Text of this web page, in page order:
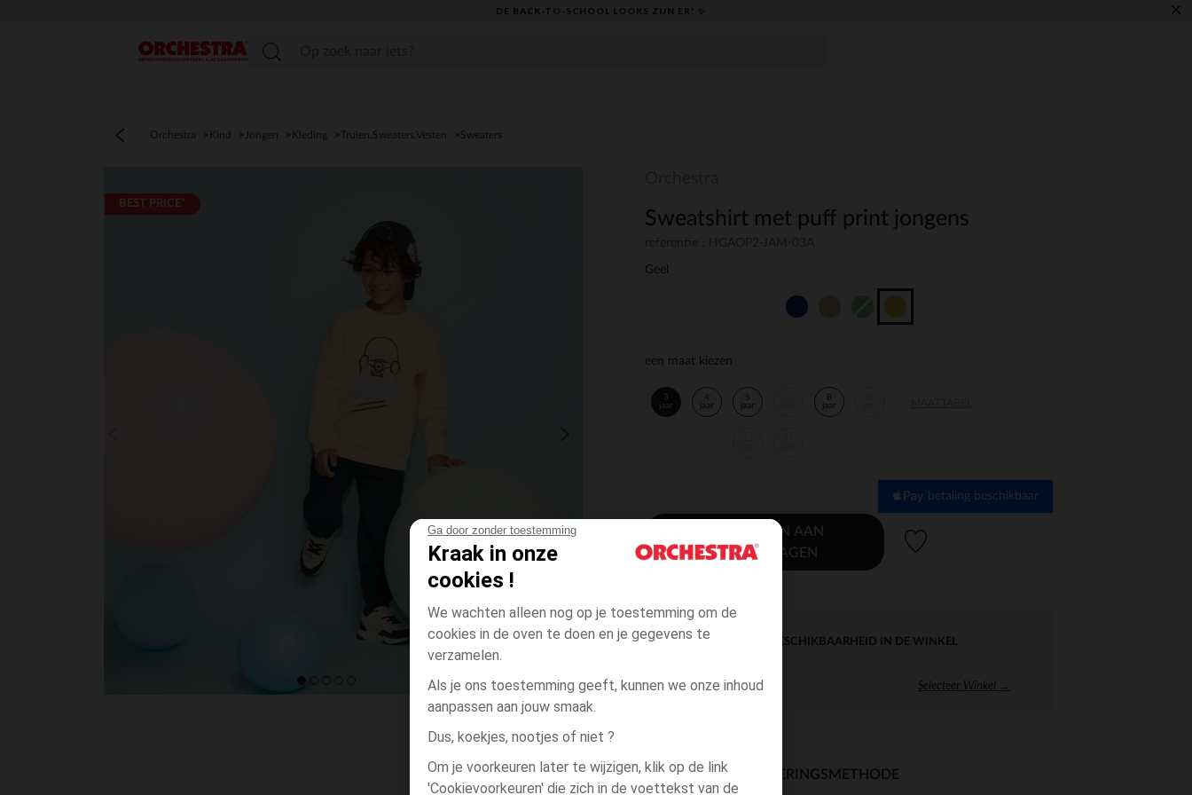
Ga door zonder toestemming
Kraak in onze
cookies !
We wachten alleen nog op je toestemming om de
cookies in de oven te doen en je gegevens te
verzamelen.
Als je ons toestemming geeft, kunnen we onze inhoud
aanpassen aan jouw smaak.
Dus, koekjes, nootjes of niet ?
Om je voorkeuren later te wijzigen, klik op de link
'Cookievoorkeuren' die zich in de voettekst van de
DE BACK-TO-SCHOOL LOOKS ZIJN ER! ✨ ×
menu
Orchestra Kind Jongen Kleding Truien,Sweaters,Vesten Sweaters
BEST PRICE*
Sweatshirt met puff print jongens
Geel
een maat kiezen
3
jaar
4
jaar
5
jaar
8
jaar
betaling beschikbaar
TOEVOEGEN AAN
WINKELWAGEN
DIRECTE BESCHIKBAARHEID IN DE WINKEL
Selecteer Winkel →
BESCHIKBAARE LEVERINGSMETHODE